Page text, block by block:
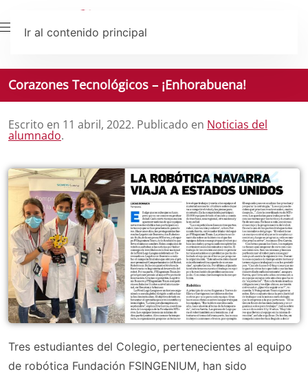
Ir al contenido principal
Corazones Tecnológicos – ¡Enhorabuena!
Escrito en 11 abril, 2022. Publicado en Noticias del
alumnado.
Tres estudiantes del Colegio, pertenecientes al equipo
de robótica Fundación FSINGENIUM, han sido